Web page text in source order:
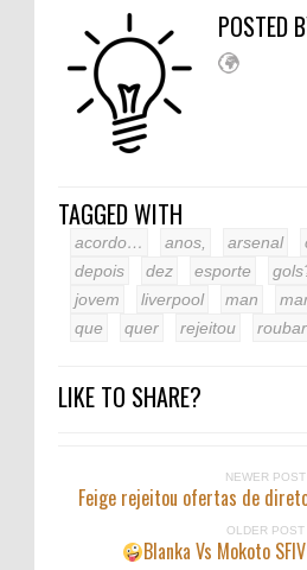
POSTED
TAGGED WITH
acordo… anos, arsenal
depois
dez esporte
jovem
liverpool man
que
quer rejeitou roubar
LIKE TO SHARE?
NEWER POST
Feige rejeitou ofertas de
OLDER POST
Blanka Vs Mokoto